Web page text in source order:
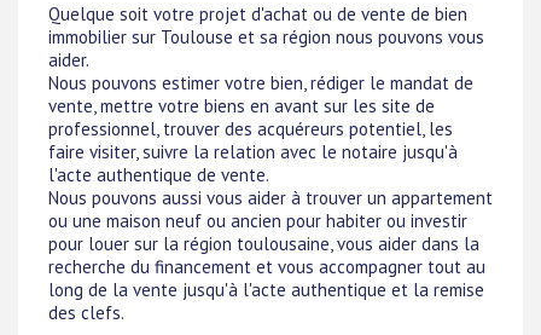
Quelque soit votre projet d'achat ou de vente de bien
immobilier sur Toulouse et sa région nous pouvons vous
aider.
Nous pouvons estimer votre bien, rédiger le mandat de
vente, mettre votre biens en avant sur les site de
professionnel, trouver des acquéreurs potentiel, les
faire visiter, suivre la relation avec le notaire jusqu'à
l'acte authentique de vente.
Nous pouvons aussi vous aider à trouver un appartement
ou une maison neuf ou ancien pour habiter ou investir
pour louer sur la région toulousaine, vous aider dans la
recherche du financement et vous accompagner tout au
long de la vente jusqu'à l'acte authentique et la remise
des clefs.